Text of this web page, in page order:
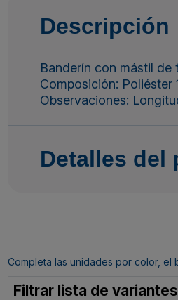
Descripción
Banderín con mástil
Composición: Poliéster
Observaciones:
Detalles del
Completa las unidades por color, el
Filtrar lista de